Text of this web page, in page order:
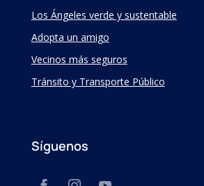
Los Ángeles verde y sustentable
Adopta un amigo
Vecinos más seguros
Tránsito y Transporte Público
Síguenos